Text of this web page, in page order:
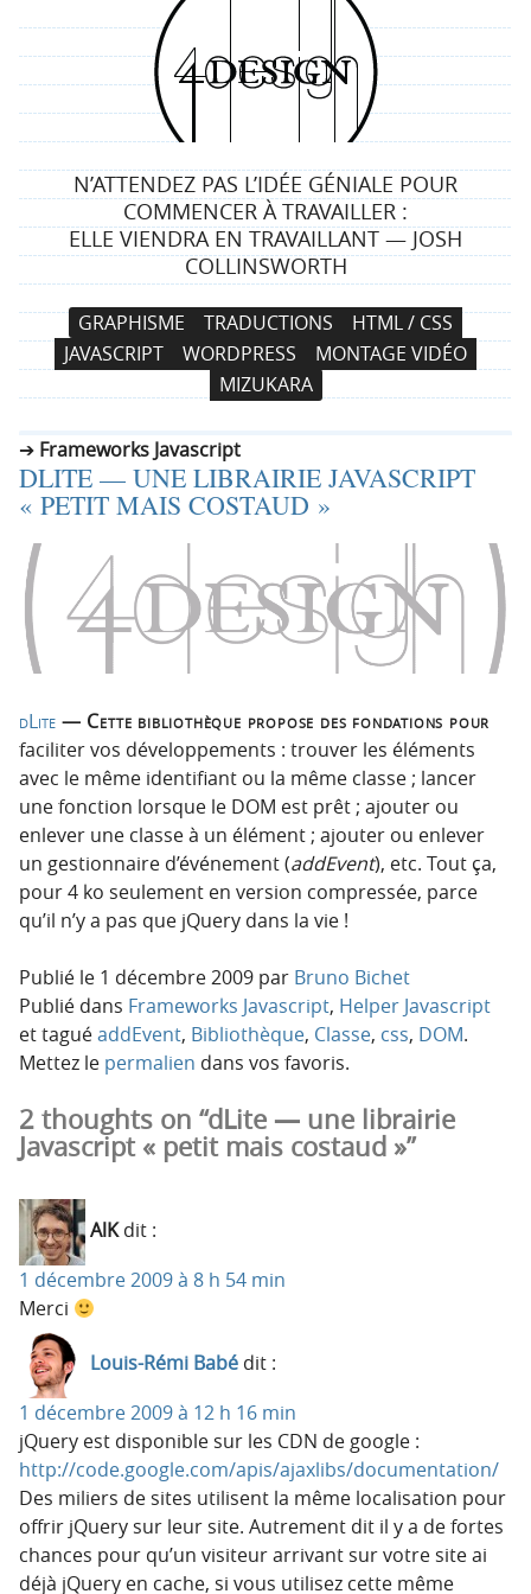
4
d
e
s
i
g
n
N’ATTENDEZ PAS L’IDÉE GÉNIALE POUR
COMMENCER À TRAVAILLER :
ELLE VIENDRA EN TRAVAILLANT — JOSH
COLLINSWORTH
N
a
v
i
a
t
n
r
c
i
p
a
l
e
A
l
l
e
a
u
c
n
e
n
GRAPHISME TRADUCTIONS
HTML / CSS
JAVASCRIPT
WORDPRESS
MONTAGE VIDÉO
MIZUKARA
Frameworks Javascript
DLITE — UNE LIBRAIRIE JAVASCRIPT
« PETIT MAIS COSTAUD »
dLite — Cette bibliothèque propose des fondations pour
faciliter vos développements : trouver les éléments
avec le même identifiant ou la même classe ; lancer
une fonction lorsque le DOM est prêt ; ajouter ou
enlever une classe à un élément ; ajouter ou enlever
un gestionnaire d’événement (addEvent), etc. Tout ça,
pour 4 ko seulement en version compressée, parce
qu’il n’y a pas que jQuery dans la vie !
Publié le 1 décembre 2009 par Bruno Bichet
Publié dans Frameworks Javascript, Helper Javascript
et taguéaddEvent, Bibliothèque, Classe, css, DOM.
Mettez le permalien dans vos favoris.
2 thoughts on “dLite — une librairie
Javascript « petit mais costaud »”
AlK dit :
1 décembre 2009 à 8 h 54 min
Merci
Louis-Rémi Babé dit :
1 décembre 2009 à 12 h 16 min
jQuery est disponible sur les CDN de google :
http://code.google.com/apis/ajaxlibs/documentation/
Des miliers de sites utilisent la même localisation pour
offrir jQuery sur leur site. Autrement dit il y a de fortes
chances pour qu’un visiteur arrivant sur votre site ai
déjà jQuery en cache, si vous utilisez cette même